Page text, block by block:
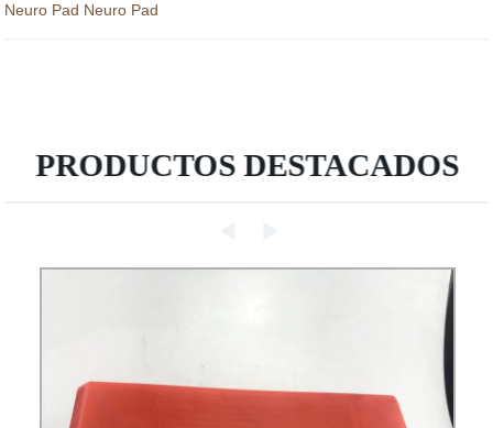
Neuro Pad Neuro Pad
PRODUCTOS DESTACADOS